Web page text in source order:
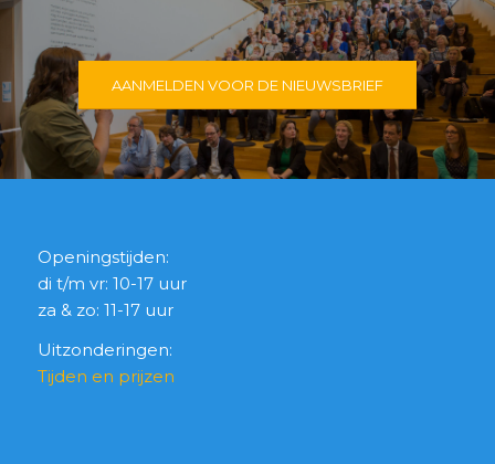
AANMELDEN VOOR DE NIEUWSBRIEF
Openingstijden:
di t/m vr: 10-17 uur
za & zo: 11-17 uur
Uitzonderingen:
Tijden en prijzen